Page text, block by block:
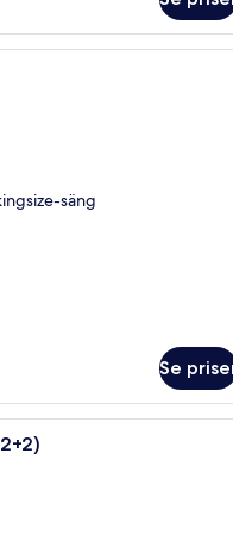
Ett hotellrum med en stor
säng
Se
Ett hotellrum med en soffa,